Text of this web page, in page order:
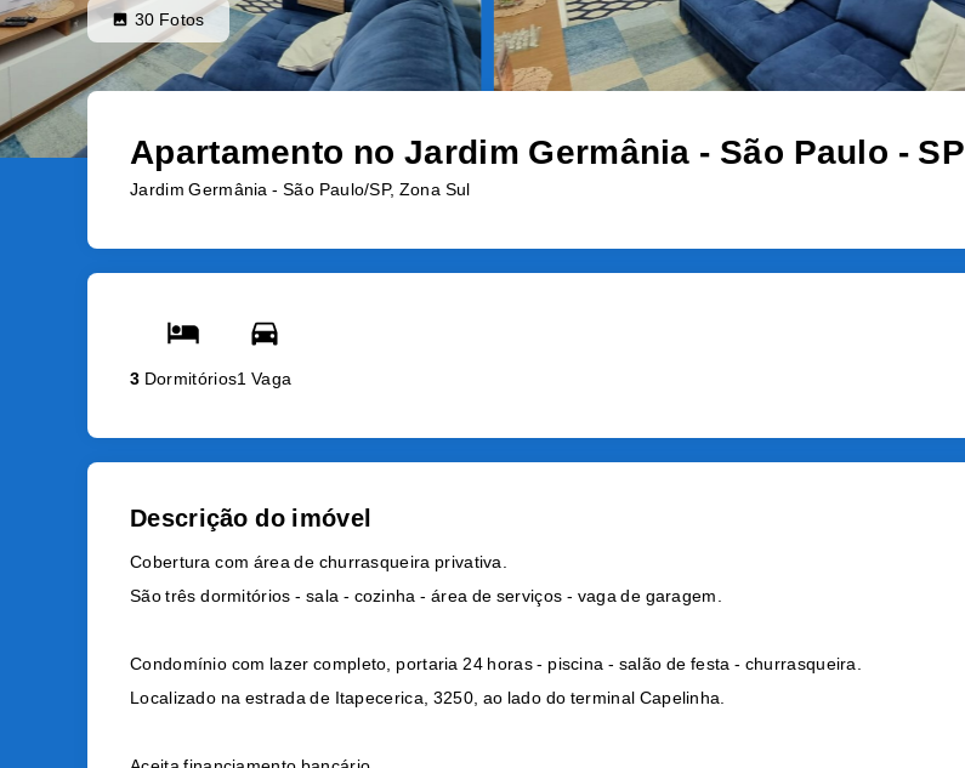
30 Fotos
Apartamento no Jardim Germânia - São Paulo - SP
Jardim Germânia - São Paulo/SP, Zona Sul
3 Dormitórios1 Vaga
Descrição do imóvel
Cobertura com área de churrasqueira privativa.
São três dormitórios - sala - cozinha - área de serviços - vaga de garagem.
Condomínio com lazer completo, portaria 24 horas - piscina - salão de festa - churrasqueira.
Localizado na estrada de Itapecerica, 3250, ao lado do terminal Capelinha.